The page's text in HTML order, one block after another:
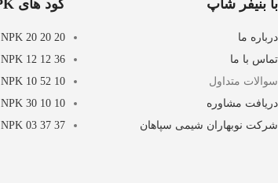
با بنیفر شاپ
درباره ما
تماس با ما
سوالات متداول
دریافت مشاوره
شرکت نوبهاران شیمی سپاهان
کود های NPK
NPK 20 20 20
NPK 12 12 36
NPK 10 52 10
NPK 30 10 10
NPK 03 37 37